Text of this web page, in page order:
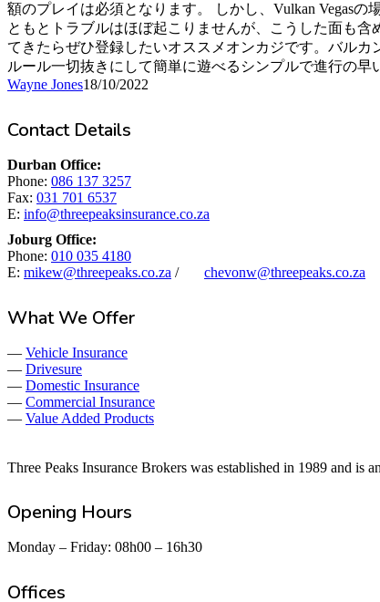
額のプレイは必須となります。 しかし、Vulkan Vegas
ともとトラブルはほぼ起こりませんが、こうした面も
てきたらぜひ登録したいオススメオンカジです。バルカ
ルール一切抜きにして簡単に遊べるシンプルで進行の
Wayne Jones18/10/2022
Contact Details
Durban Office:
Phone: 086 137 3257
Fax: 031 701 6537
E: info@threepeaksinsurance.co.za
Joburg Office:
Phone: 010 035 4180
E: mikew@threepeaks.co.za / chevonw@threepeaks.co.za
What We Offer
— Vehicle Insurance
— Drivesure
— Domestic Insurance
— Commercial Insurance
— Value Added Products
Three Peaks Insurance Brokers was established in 1989 and is an
Opening Hours
Monday – Friday: 08h00 – 16h30
Offices